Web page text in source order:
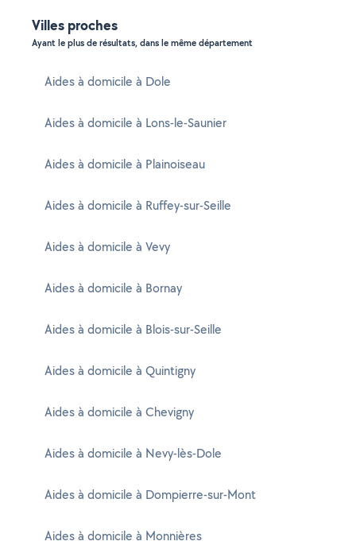
Villes proches
Ayant le plus de résultats, dans le même département
Aides à domicile à Dole
Aides à domicile à Lons-le-Saunier
Aides à domicile à Plainoiseau
Aides à domicile à Ruffey-sur-Seille
Aides à domicile à Vevy
Aides à domicile à Bornay
Aides à domicile à Blois-sur-Seille
Aides à domicile à Quintigny
Aides à domicile à Chevigny
Aides à domicile à Nevy-lès-Dole
Aides à domicile à Dompierre-sur-Mont
Aides à domicile à Monnières